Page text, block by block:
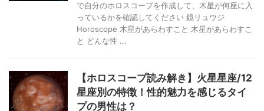
で自分のホロスコープを作成して、木星が何座に入
っているかを確認してください 鏡リュウジ
Horoscope 木星があらわすこと 木星があらわすこ
と どんな性 ...
【ホロスコープ読み解き】火星星座/12
星座別の特徴！性的魅力を感じるタイ
プの男性は？